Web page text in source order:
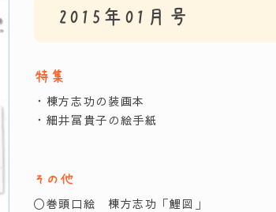
2015年01月号
特集
・棟方志功の装画本
・細井冨貴子の絵手紙
その他
〇巻頭口絵 棟方志功「鯉図」